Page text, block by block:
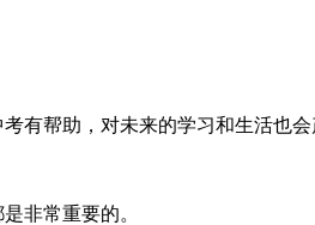
有帮助，对未来的学习和生活也
非常重要的。